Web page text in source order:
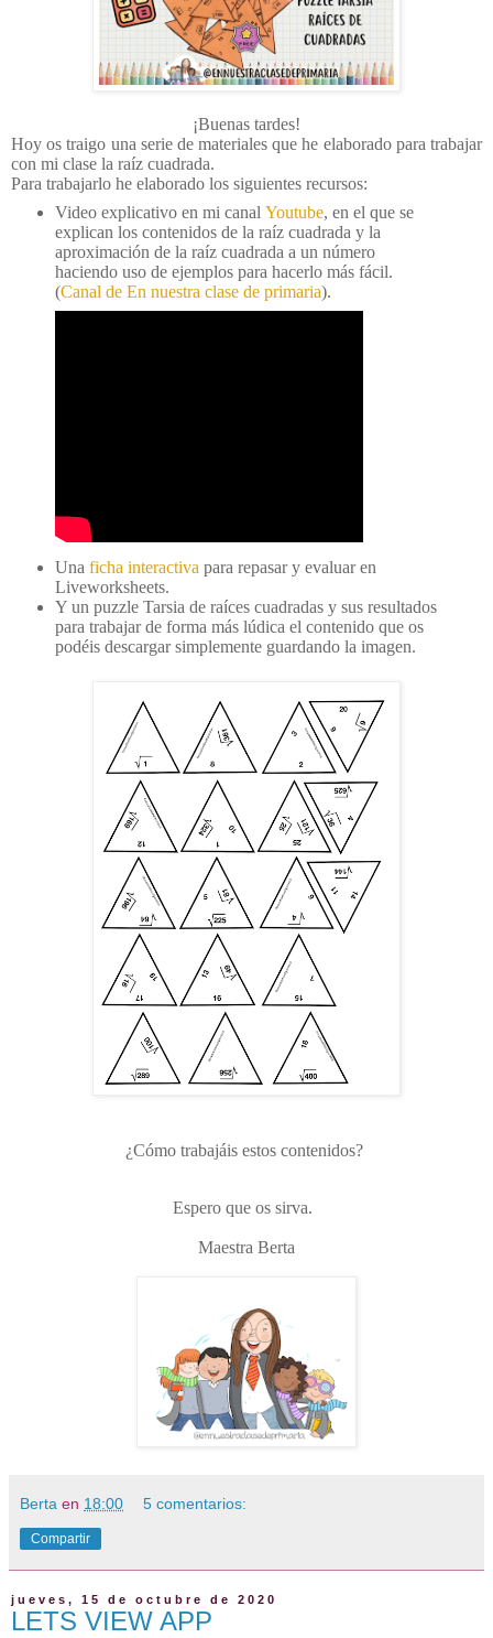
¡Buenas tardes!
Hoy os traigo una serie de materiales que he elaborado para trabajar
con mi clase la raíz cuadrada.
Para trabajarlo he elaborado los siguientes recursos:
Video explicativo en mi canal Youtube, en el que se
explican los contenidos de la raíz cuadrada y la
aproximación de la raíz cuadrada a un número
haciendo uso de ejemplos para hacerlo más fácil.
(Canal de En nuestra clase de primaria).
Una ficha interactiva para repasar y evaluar en
Liveworksheets.
Y un puzzle Tarsia de raíces cuadradas y sus resultados
para trabajar de forma más lúdica el contenido que os
podéis descargar simplemente guardando la imagen.
¿Cómo trabajáis estos contenidos?
Espero que os sirva.
Maestra Berta
Berta en 18:00 5 comentarios:
Compartir
jueves, 15 de octubre de 2020
LETS VIEW APP